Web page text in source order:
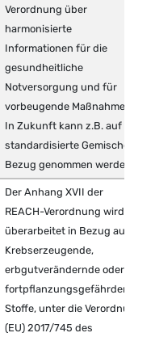
Verordnung über
harmonisierte
Informationen für die
gesundheitliche
Notversorgung und für
vorbeugende Maßnahmen:
In Zukunft kann z.B. auf
standardisierte Gemische
Bezug genommen werden
Der Anhang XVII der
REACH-Verordnung wird
überarbeitet in Bezug auf:
Krebserzeugende,
erbgutverändernde oder
fortpflanzungsgefährdende
Stoffe, unter die Verordnung
(EU) 2017/745 des